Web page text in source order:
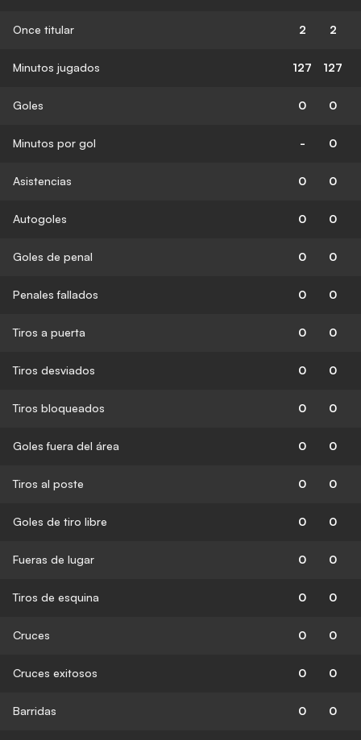
Once titular 2 2
Minutos jugados 127 127
Goles 0 0
Minutos por gol - 0
Asistencias 0 0
Autogoles 0 0
Goles de penal 0 0
Penales fallados 0 0
Tiros a puerta 0 0
Tiros desviados 0 0
Tiros bloqueados 0 0
Goles fuera del área 0 0
Tiros al poste 0 0
Goles de tiro libre 0 0
Fueras de lugar 0 0
Tiros de esquina 0 0
Cruces 0 0
Cruces exitosos 0 0
Barridas 0 0